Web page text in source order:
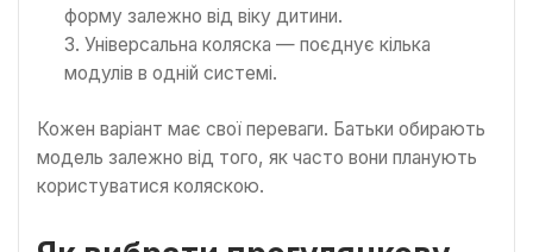
форму залежно від віку дитини.
Універсальна коляска — поєднує кілька
модулів в одній системі.
Кожен варіант має свої переваги. Батьки обирають
модель залежно від того, як часто вони планують
користуватися коляскою.